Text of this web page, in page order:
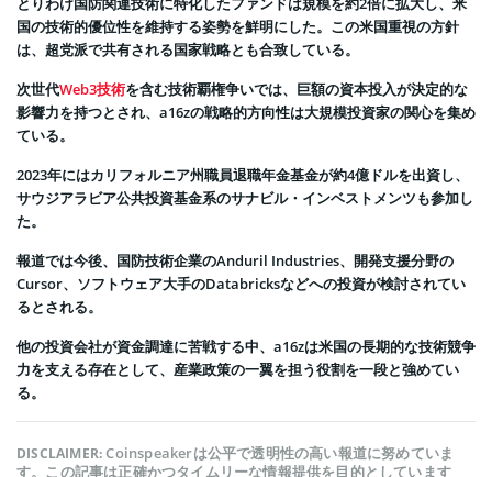
国の技術的優位性を維持する姿勢を鮮明にした。この米国重視の方針
は、超党派で共有される国家戦略とも合致している。
次世代Web3技術を含む技術覇権争いでは、巨額の資本投入が決定的な
影響力を持つとされ、a16zの戦略的方向性は大規模投資家の関心を集め
ている。
2023年にはカリフォルニア州職員退職年金基金が約4億ドルを出資し、
サウジアラビア公共投資基金系のサナビル・インベストメンツも参加し
た。
報道では今後、国防技術企業のAnduril Industries、開発支援分野の
Cursor、ソフトウェア大手のDatabricksなどへの投資が検討されてい
るとされる。
他の投資会社が資金調達に苦戦する中、a16zは米国の長期的な技術競争
力を支える存在として、産業政策の一翼を担う役割を一段と強めてい
る。
DISCLAIMER:Coinspeakerは公平で透明性の高い報道に努めていま
す。この記事は正確かつタイムリーな情報提供を目的としています